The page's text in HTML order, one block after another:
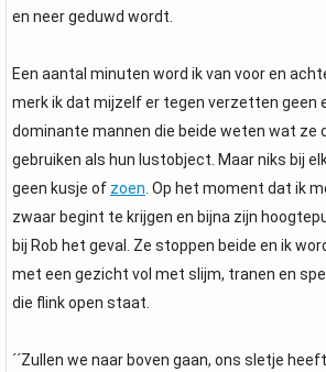
en neer geduwd wordt.
Een aantal minuten word ik van voor en
merk ik dat mijzelf er tegen verzetten geen
dominante mannen die beide weten wat ze
gebruiken als hun lustobject. Maar niks bij
geen kusje of zoen . Op het moment dat ik
zwaar begint te krijgen en bijna zijn
bij Rob het geval. Ze stoppen beide en ik
met een gezicht vol met slijm, tranen en
die flink open staat.
´´Zullen we naar boven gaan, ons sletje